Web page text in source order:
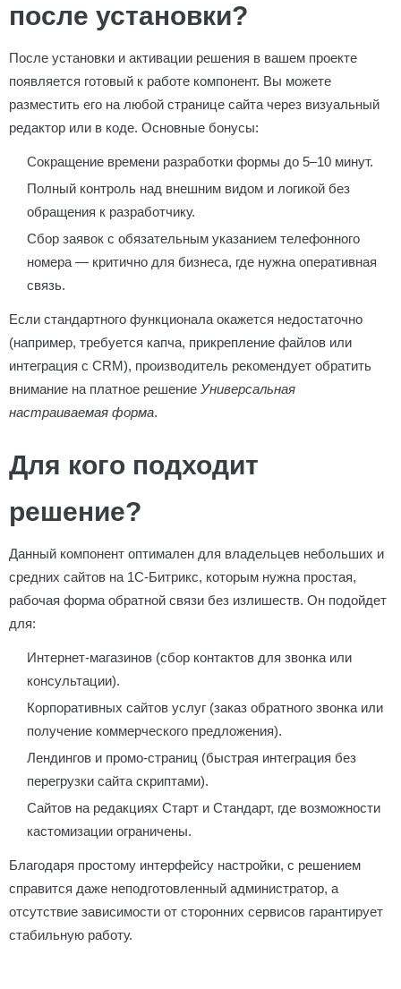
после установки?
После установки и активации решения в вашем проекте
появляется готовый к работе компонент. Вы можете
разместить его на любой странице сайта через визуальный
редактор или в коде. Основные бонусы:
Сокращение времени разработки формы до 5–10 минут.
Полный контроль над внешним видом и логикой без
обращения к разработчику.
Сбор заявок с обязательным указанием телефонного
номера — критично для бизнеса, где нужна оперативная
связь.
Если стандартного функционала окажется недостаточно
(например, требуется капча, прикрепление файлов или
интеграция с CRM), производитель рекомендует обратить
внимание на платное решение Универсальная
настраиваемая форма.
Для кого подходит
решение?
Данный компонент оптимален для владельцев небольших и
средних сайтов на 1С-Битрикс, которым нужна простая,
рабочая форма обратной связи без излишеств. Он подойдет
для:
Интернет-магазинов (сбор контактов для звонка или
консультации).
Корпоративных сайтов услуг (заказ обратного звонка или
получение коммерческого предложения).
Лендингов и промо-страниц (быстрая интеграция без
перегрузки сайта скриптами).
Сайтов на редакциях Старт и Стандарт, где возможности
кастомизации ограничены.
Благодаря простому интерфейсу настройки, с решением
справится даже неподготовленный администратор, а
отсутствие зависимости от сторонних сервисов гарантирует
стабильную работу.